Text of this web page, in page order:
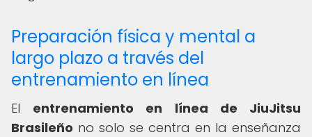
Preparación física y mental a
largo plazo a través del
entrenamiento en línea
El entrenamiento en línea de JiuJitsu
Brasileño no solo se centra en la enseñanza